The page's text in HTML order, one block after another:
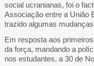
social ucranianas, foi o
Associação entre a União
trazido algumas
Em resposta aos
da força, mandando a
nos estudantes, a 30 de